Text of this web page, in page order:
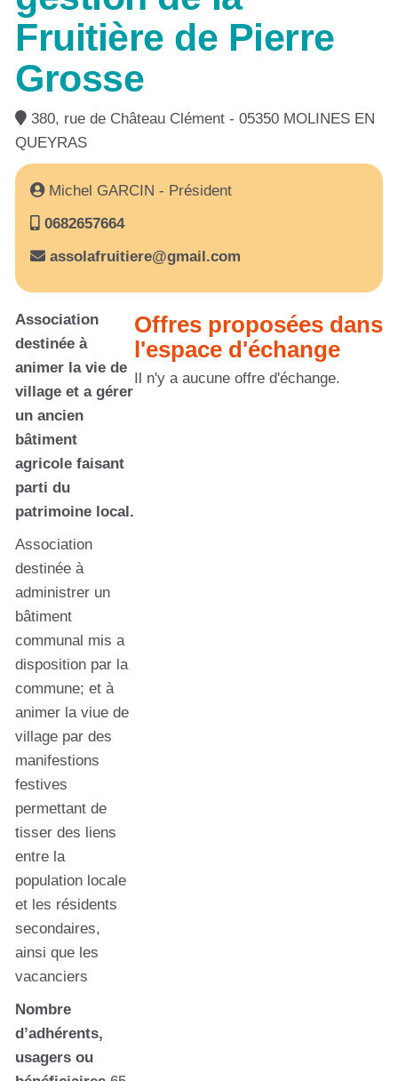
Fruitière de Pierre
Grosse
380, rue de Château Clément - 05350 MOLINES EN
QUEYRAS
Michel GARCIN - Président
0682657664
assolafruitiere@gmail.com
Association
destinée à
animer la vie de
village et a gérer
un ancien
bâtiment
agricole faisant
parti du
patrimoine local.
Association
destinée à
administrer un
bâtiment
communal mis a
disposition par la
commune; et à
animer la viue de
village par des
manifestions
festives
permettant de
tisser des liens
entre la
population locale
et les résidents
secondaires,
ainsi que les
vacanciers
Nombre
d’adhérents,
usagers ou
Offres proposées dans
l'espace d'échange
Il n'y a aucune offre d'échange.